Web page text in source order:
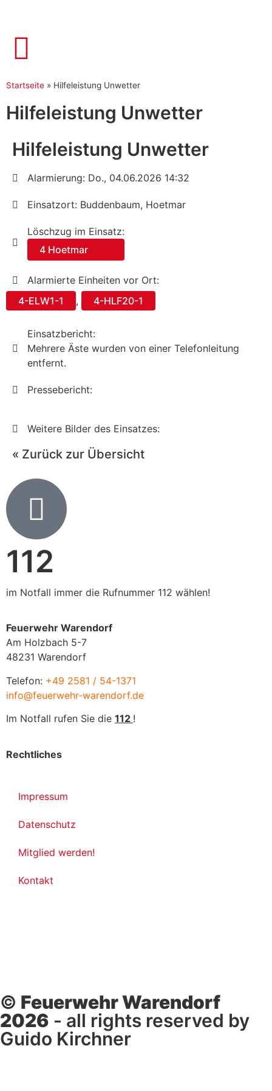
Startseite » Hilfeleistung Unwetter
Hilfeleistung Unwetter
Hilfeleistung Unwetter
Alarmierung: Do., 04.06.2026 14:32
Einsatzort: Buddenbaum, Hoetmar
Löschzug im Einsatz:
4 Hoetmar
Alarmierte Einheiten vor Ort:
4-ELW1-1
, 4-HLF20-1
Einsatzbericht:
Mehrere Äste wurden von einer Telefonleitung
entfernt.
Pressebericht:
Weitere Bilder des Einsatzes:
« Zurück zur Übersicht
112
im Notfall immer die Rufnummer 112 wählen!
Feuerwehr Warendorf
Am Holzbach 5-7
48231 Warendorf
Telefon: +49 2581 / 54-1371
info@feuerwehr-warendorf.de
Im Notfall rufen Sie die 112 !
Rechtliches
Impressum
Datenschutz
Mitglied werden!
Kontakt
© Feuerwehr Warendorf
2026 - all rights reserved by
Guido Kirchner